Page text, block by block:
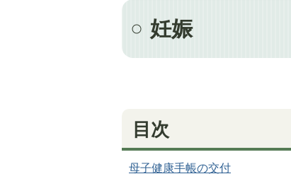
妊娠
目次
母子健康手帳の交付